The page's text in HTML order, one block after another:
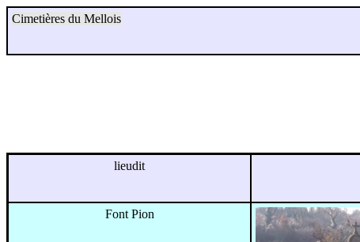
Cimetières du Mellois
lieudit
Font Pion